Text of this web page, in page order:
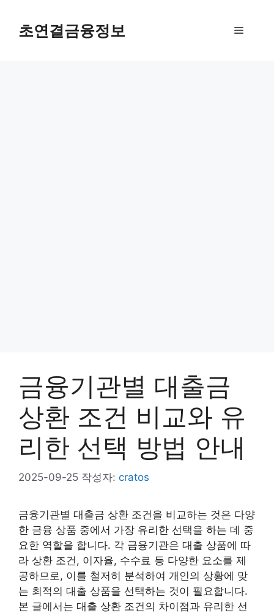
초연결금융정보 메
금융기관별 대출금
상환 조건 비교와 유
리한 선택 방법 안내
2025-09-25 작성자: cratos
금융기관별 대출금 상환 조건을 비교하는 것은 다양
한 금융 상품 중에서 가장 유리한 선택을 하는 데 중
요한 역할을 합니다. 각 금융기관은 대출 상품에 따
라 상환 조건, 이자율, 수수료 등 다양한 요소를 제
공하므로, 이를 철저히 분석하여 개인의 상황에 맞
는 최적의 대출 상품을 선택하는 것이 필요합니다.
본 글에서는 대출 상환 조건의 차이점과 유리한 선